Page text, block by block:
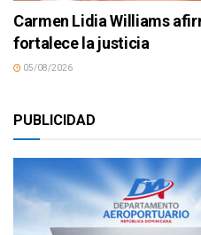
Carmen Lidia Williams
fortalece la justicia
05/08/2026
PUBLICIDAD